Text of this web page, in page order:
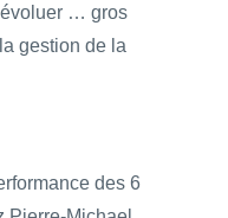
… gros
gestion de la
des 6